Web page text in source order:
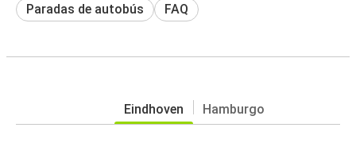
Paradas de autobús FAQ
Eindhoven Hamburgo